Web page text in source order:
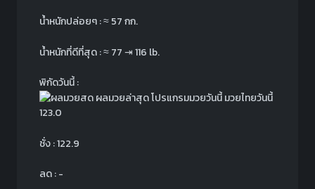
น้ำหนักปล่อยๆ :≈57 กก.
น้ำหนักที่ดีที่สุด :≈77⇥116 lb.
พิกัดวันนี้ :
123.0
ชั่ง : 122.9
ลด : -